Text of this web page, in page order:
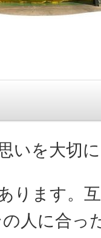
いを大切
ります。
人に合っ